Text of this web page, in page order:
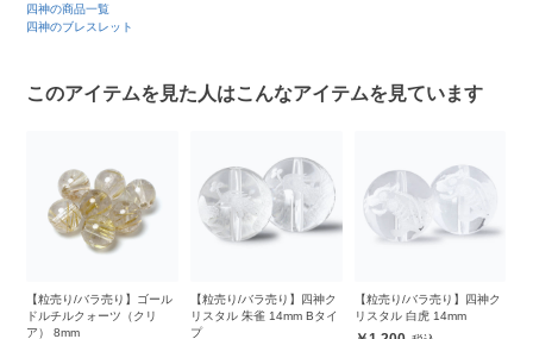
四神の商品一覧
四神のブレスレット
このアイテムを見た人はこんなアイテムを見ています
【粒売り/バラ売り】ゴール
ドルチルクォーツ（クリ
ア） 8mm
【粒売り/バラ売り】四神ク
リスタル 朱雀 14mm Bタイ
プ
【粒売り/バラ売り】四神ク
リスタル 白虎 14mm